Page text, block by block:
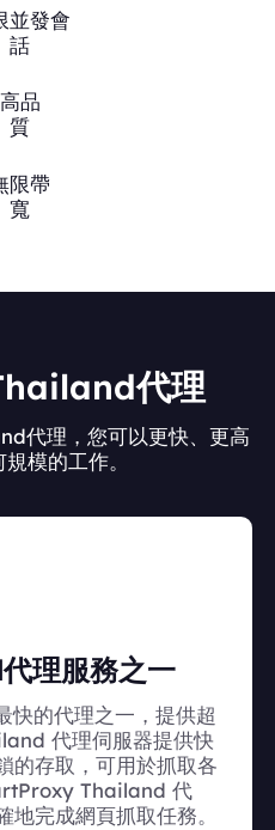
並發會
話
高品
質
限帶
寬
代理
代理，您可以更快、更高
模的工作。
理服務之一
的代理之一，提供超
代理伺服器提供快
的存取，可用於抓取各
Thailand 代
完成網頁抓取任務。